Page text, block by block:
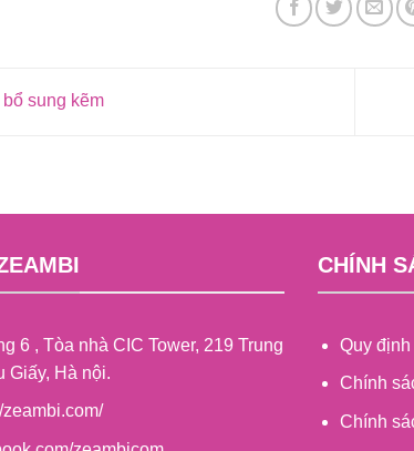
sung kẽm
6 , Tòa nhà CIC Tower, 219 Trung
Giấy, Hà nội.
CHÍNH
Quy
Chính
Chính